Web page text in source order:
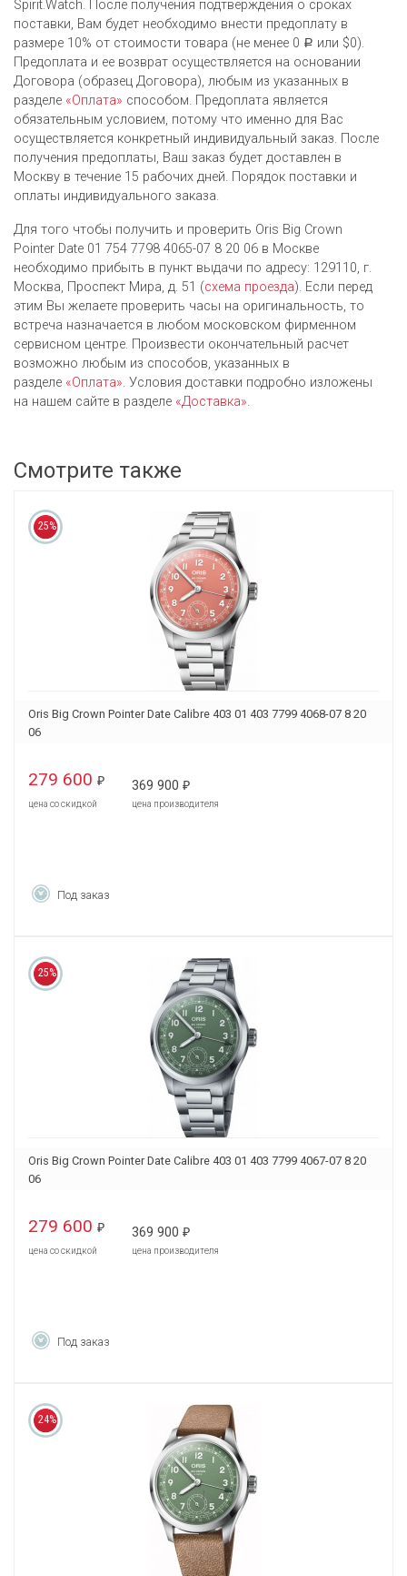
Spirit.Watch. После получения подтверждения о сроках
поставки, Вам будет необходимо внести предоплату в
размере 10% от стоимости товара (не менее 0 Р или $0).
Предоплата и ее возврат осуществляется на основании
Договора (образец Договора), любым из указанных в
разделе «Оплата» способом. Предоплата является
обязательным условием, потому что именно для Вас
осуществляется конкретный индивидуальный заказ. После
получения предоплаты, Ваш заказ будет доставлен в
Москву в течение 15 рабочих дней. Порядок поставки и
оплаты индивидуального заказа.
Для того чтобы получить и проверить Oris Big Crown
Pointer Date 01 754 7798 4065-07 8 20 06 в Москве
необходимо прибыть в пункт выдачи по адресу: 129110, г.
Москва, Проспект Мира, д. 51 (схема проезда). Если перед
этим Вы желаете проверить часы на оригинальность, то
встреча назначается в любом московском фирменном
сервисном центре. Произвести окончательный расчет
возможно любым из cпособов, указанных в
разделе «Оплата». Условия доставки подробно изложены
на нашем сайте в разделе «Доставка».
Смотрите также
25%
Oris Big Crown Pointer Date Calibre 403 01 403 7799 4068-07 8 20
06
279 600 ₽
цена со скидкой
369 900 ₽
цена производителя
Под заказ
25%
Oris Big Crown Pointer Date Calibre 403 01 403 7799 4067-07 8 20
06
279 600 ₽
цена со скидкой
369 900 ₽
цена производителя
Под заказ
24%